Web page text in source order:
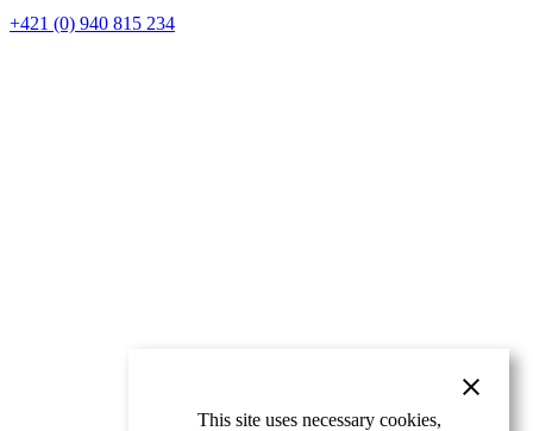
This site uses necessary cookies,
+421 (0) 940 815 234